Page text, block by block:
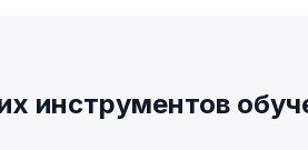
инструментов